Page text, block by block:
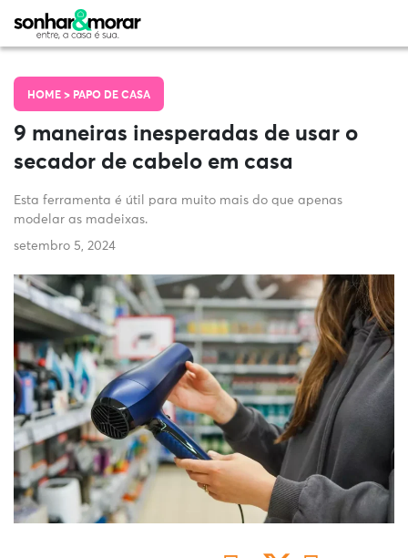
HOME > PAPO DE CASA
9 maneiras inesperadas de usar o
secador de cabelo em casa
Esta ferramenta é útil para muito mais do que apenas
modelar as madeixas.
setembro 5, 2024